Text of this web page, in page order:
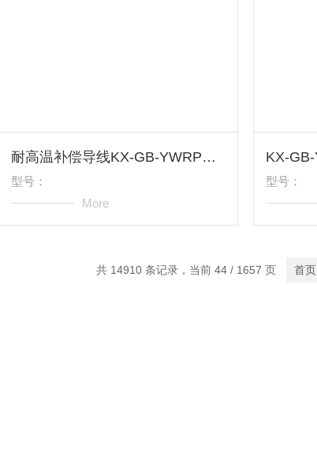
耐高温补偿导线KX-GB-YWRP偶丝直径0.3mm
型号：
More
型号：
共 14910 条记录，当前 44 / 1657 页 首页